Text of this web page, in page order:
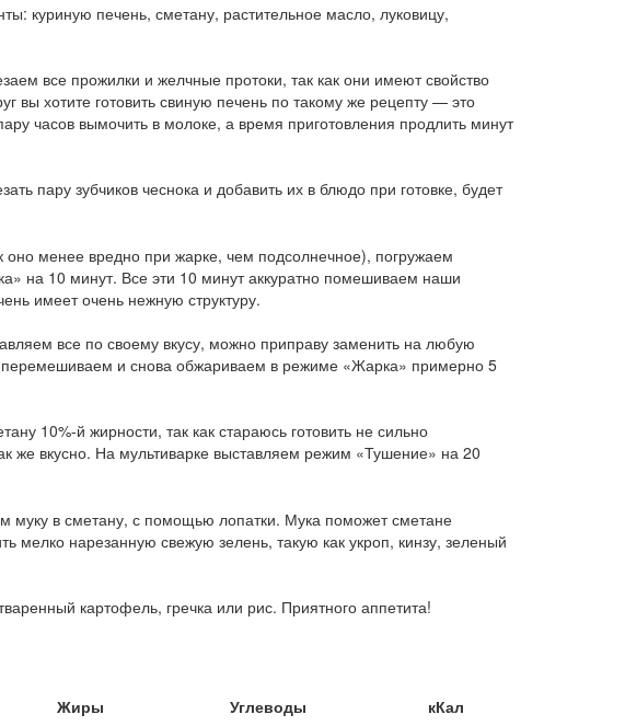
куриную печень, сметану, растительное масло, луковицу,
все прожилки и желчные протоки, так как они имеют свойство
вы хотите готовить свиную печень по такому же рецепту — это
часов вымочить в молоке, а время приготовления продлить минут
пару зубчиков чеснока и добавить их в блюдо при готовке, будет
оно менее вредно при жарке, чем подсолнечное), погружаем
на 10 минут. Все эти 10 минут аккуратно помешиваем наши
имеет очень нежную структуру.
все по своему вкусу, можно приправу заменить на любую
и снова обжариваем в режиме «Жарка» примерно 5
10%-й жирности, так как стараюсь готовить не сильно
вкусно. На мультиварке выставляем режим «Тушение» на 20
муку в сметану, с помощью лопатки. Мука поможет сметане
мелко нарезанную свежую зелень, такую как укроп, кинзу, зеленый
картофель, гречка или рис. Приятного аппетита!
Жиры Углеводы
кКал